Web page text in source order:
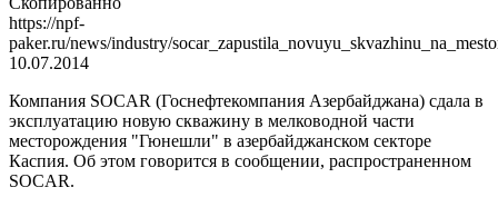
https://npf-
paker.ru/news/industry/
10.07.2014
Компания SOCAR (Госнефтекомпания Азербайджана) сдала в
эксплуатацию новую скважину в мелководной части
месторождения "Гюнешли" в азербайджанском секторе
Каспия. Об этом говорится в сообщении, распространенном
SOCAR.